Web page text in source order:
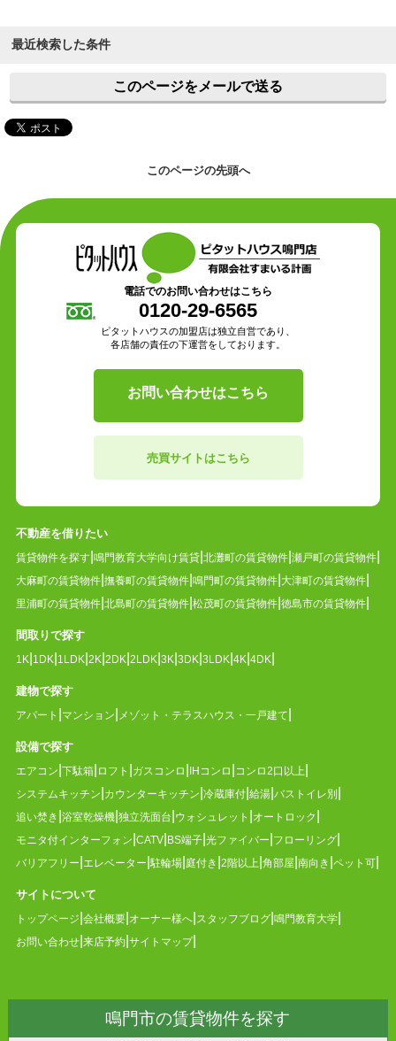
最近検索した条件
このページをメールで送る
このページの先頭へ
電話でのお問い合わせはこちら
0120-29-6565
ピタットハウスの加盟店は独立自営であり、
各店舗の責任の下運営をしております。
お問い合わせはこちら
売買サイトはこちら
不動産を借りたい
賃貸物件を探す 鳴門教育大学向け賃貸 北灘町の賃貸物件 瀬戸町の賃貸物件
大麻町の賃貸物件 撫養町の賃貸物件 鳴門町の賃貸物件 大津町の賃貸物件
里浦町の賃貸物件 北島町の賃貸物件 松茂町の賃貸物件 徳島市の賃貸物件
間取りで探す
1K 1DK 1LDK 2K 2DK 2LDK 3K 3DK 3LDK 4K 4DK
建物で探す
アパート マンション メゾット・テラスハウス・一戸建て
設備で探す
エアコン 下駄箱 ロフト ガスコンロ IHコンロ コンロ2口以上
システムキッチン カウンターキッチン 冷蔵庫付 給湯 バストイレ別
追い焚き 浴室乾燥機 独立洗面台 ウォシュレット オートロック
モニタ付インターフォン CATV BS端子 光ファイバー フローリング
バリアフリー エレベーター 駐輪場 庭付き 2階以上 角部屋 南向き ペット可
サイトについて
トップページ 会社概要 オーナー様へ スタッフブログ 鳴門教育大学
お問い合わせ 来店予約 サイトマップ
鳴門市の賃貸物件を探す